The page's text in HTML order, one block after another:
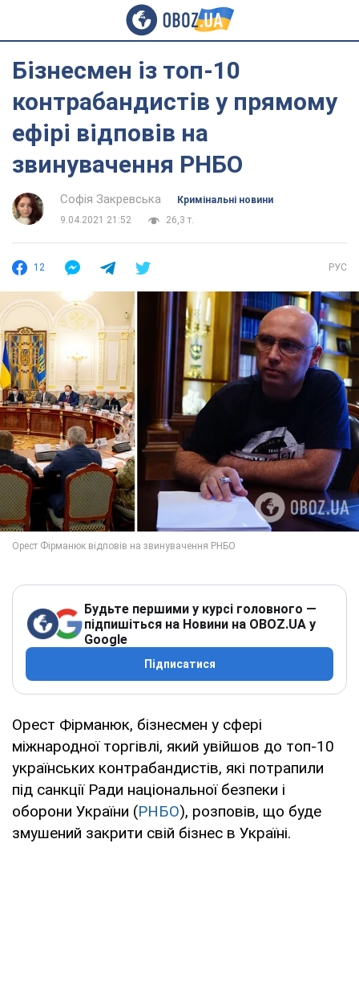
Бізнесмен із топ-10
контрабандистів у прямому
ефірі відповів на
звинувачення РНБО
Софія Закревська
Кримінальні новини
9.04.2021 21:52
26,3 т.
12 РУС
Будьте першими у курсі головного —
підпишіться на Новини на OBOZ.UA у
Google
Підписатися
Орест Фірманюк, бізнесмен у сфері
міжнародної торгівлі, який увійшов до топ-10
українських контрабандистів, які потрапили
під санкції Ради національної безпеки і
оборони України (РНБО), розповів, що буде
змушений закрити свій бізнес в Україні.